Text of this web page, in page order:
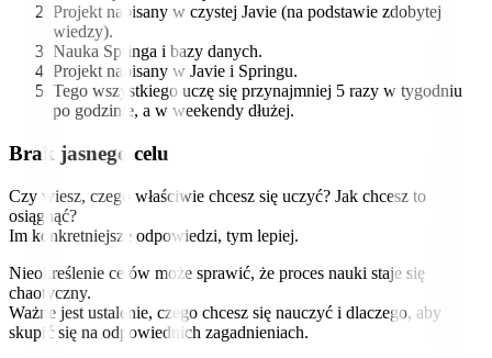
Projekt napisany w czystej Javie (na podstawie zdobytej
wiedzy).
Nauka Springa i bazy danych.
Projekt napisany w Javie i Springu.
Tego wszystkiego uczę się przynajmniej 5 razy w tygodniu
po godzinie, a w weekendy dłużej.
Brak jasnego celu
Czy wiesz, czego właściwie chcesz się uczyć? Jak chcesz to
osiągnąć?
Im konkretniejsze odpowiedzi, tym lepiej.
Nieokreślenie celów może sprawić, że proces nauki staje się
chaotyczny.
Ważne jest ustalenie, czego chcesz się nauczyć i dlaczego, aby
skupić się na odpowiednich zagadnieniach.